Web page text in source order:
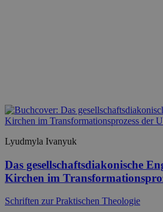
Lyudmyla Ivanyuk
Das gesellschaftsdiakonische
Kirchen im
Schriften zur Praktischen Theologie